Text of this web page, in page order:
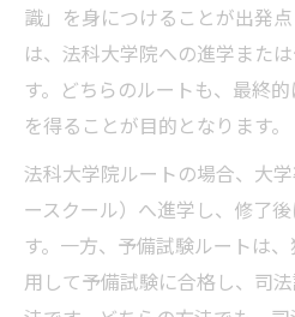
城陽市で弁護士を
は
弁護士を志す方が城
城陽市で弁護士にな
法
弁護士資格取得に役
法
識」を身につけることが出発
は、法科大学院への進学また
す。どちらのルートも、最終
を得ることが目的となります。
法科大学院ルートの場合、大
ースクール）へ進学し、修了
す。一方、予備試験ルートは
用して予備試験に合格し、司